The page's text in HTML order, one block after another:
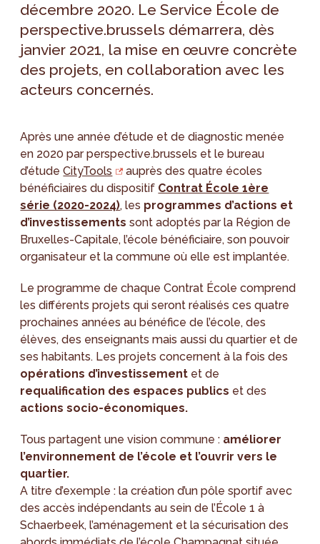
décembre 2020. Le Service École de
perspective.brussels démarrera, dès
janvier 2021, la mise en œuvre concrète
des projets, en collaboration avec les
acteurs concernés.
Après une année d’étude et de diagnostic menée
en 2020 par perspective.brussels et le bureau
d’étudeCityTools
auprès des quatre écoles
bénéficiaires du dispositif Contrat École 1ère
série (2020-2024), les programmes d’actions et
d’investissements sont adoptés par la Région de
Bruxelles-Capitale, l’école bénéficiaire, son pouvoir
organisateur et la commune où elle est implantée.
Le programme de chaque Contrat École comprend
les différents projets qui seront réalisés ces quatre
prochaines années au bénéfice de l’école, des
élèves, des enseignants mais aussi du quartier et de
ses habitants. Les projets concernent à la fois des
opérations d’investissement et de
requalification des espaces publics et des
actions socio-économiques.
Tous partagent une vision commune : améliorer
l’environnement de l’école et l’ouvrir vers le
quartier.
A titre d’exemple : la création d’un pôle sportif avec
des accès indépendants au sein de l’École 1 à
Schaerbeek, l’aménagement et la sécurisation des